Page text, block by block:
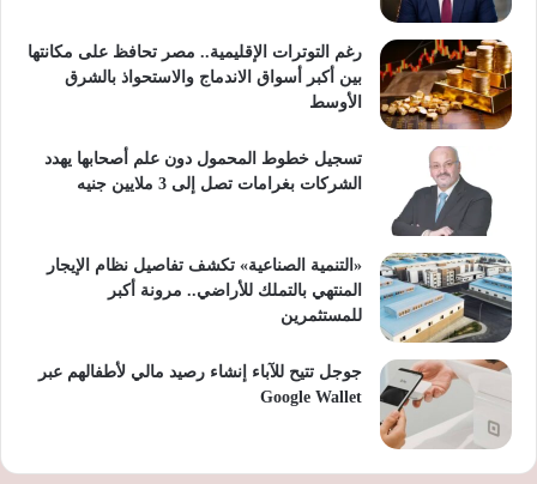
رغم التوترات الإقليمية.. مصر تحافظ على مكانتها
بين أكبر أسواق الاندماج والاستحواذ بالشرق
الأوسط
تسجيل خطوط المحمول دون علم أصحابها يهدد
الشركات بغرامات تصل إلى 3 ملايين جنيه
«التنمية الصناعية» تكشف تفاصيل نظام الإيجار
المنتهي بالتملك للأراضي.. مرونة أكبر
للمستثمرين
جوجل تتيح للآباء إنشاء رصيد مالي لأطفالهم عبر
Google Wallet